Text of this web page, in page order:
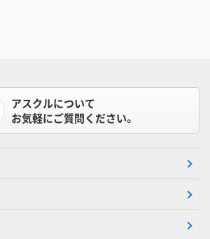
アスクルについて
お気軽にご質問ください。